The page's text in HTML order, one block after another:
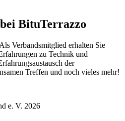
BituTerrazzo
Verbandsmitglied erhalten Sie
zu Technik und
der
Treffen und noch vieles mehr!
e. V. 2026